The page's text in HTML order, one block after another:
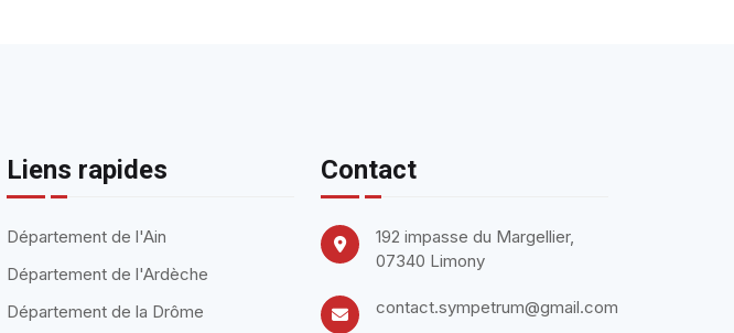
Liens rapides
Département de l'Ain
Département de l'Ardèche
Département de la Drôme
Contact
192 impasse du Margellier,
07340 Limony
contact.sympetrum@gmail.com